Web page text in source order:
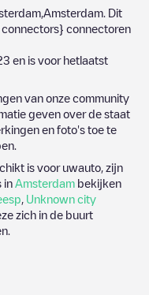
Amsterdam . Dit
connectoren
en is voor hetlaatst
van onze community
geven over de staat
en foto's toe te
is voor uwauto, zijn
in Amsterdam bekijken
Unknown city
zich in de buurt